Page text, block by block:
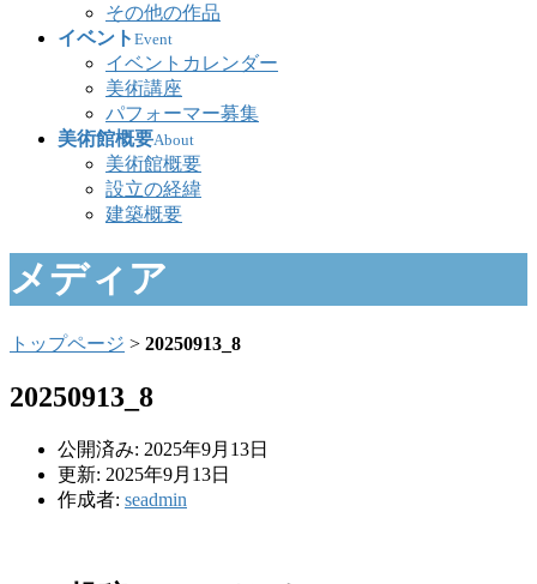
その他の作品
イベント Event
イベントカレンダー
美術講座
パフォーマー募集
美術館概要About
美術館概要
設立の経緯
建築概要
メディア
トップページ > 20250913_8
20250913_8
公開済み: 2025年9月13日
更新: 2025年9月13日
作成者: seadmin